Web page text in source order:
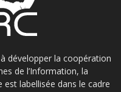
développer la coopération
de l’Information, la
labellisée dans le cadre